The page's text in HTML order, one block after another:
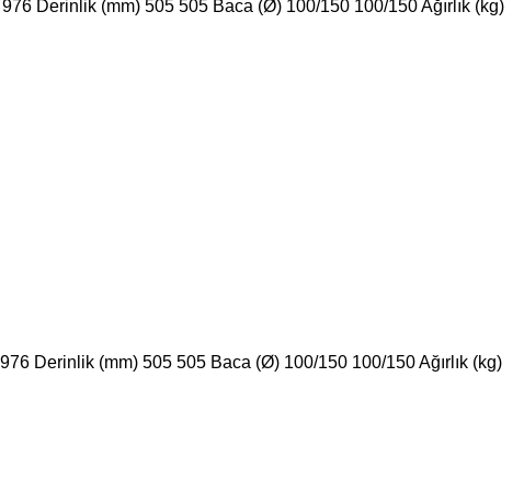
Derinlik (mm) 505 505 Baca (Ø) 100/150 100/150 Ağırlık (kg)
Derinlik (mm) 505 505 Baca (Ø) 100/150 100/150 Ağırlık (kg)